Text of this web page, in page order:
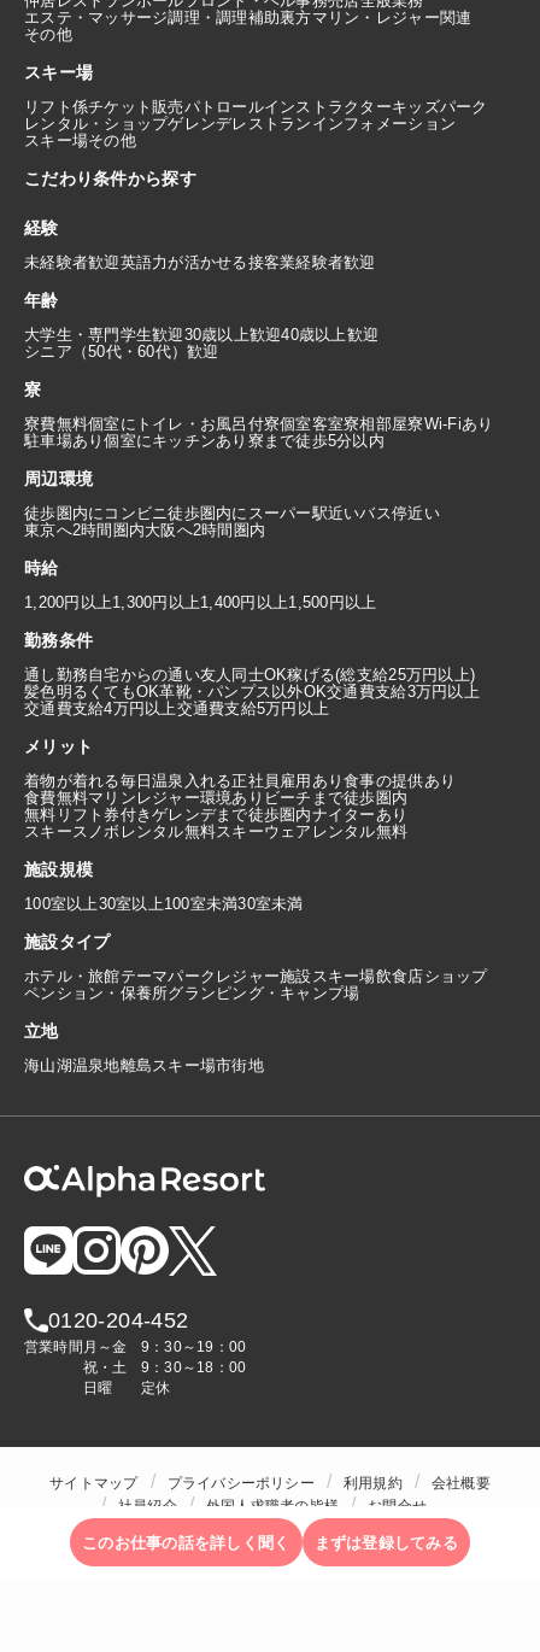
エステ・マッサージ調理・調理補助裏方マリン・レジャー関連
その他
スキー場
リフト係チケット販売パトロールインストラクターキッズパーク
レンタル・ショップゲレンデレストラン インフォメーション
スキー場その他
こだわり条件から探す
経験
未経験者歓迎英語力が活かせる接客業経験者歓迎
年齢
大学生・専門学生歓迎30歳以上歓迎40歳以上歓迎
シニア（50代・60代）歓迎
寮
寮費無料個室にトイレ・お風呂付寮個室客室寮相部屋寮Wi-Fiあり
駐車場あり個室にキッチンあり 寮まで徒歩5分以内
周辺環境
徒歩圏内にコンビニ徒歩圏内にスーパー駅近いバス停近い
東京へ2時間圏内大阪へ2時間圏内
時給
1,200円以上1,300円以上1,400円以上1,500円以上
勤務条件
通し勤務自宅からの通い友人同士OK稼げる(総支給25万円以上)
髪色明るくてもOK革靴・パンプス以外OK交通費支給3万円以上
交通費支給4万円以上交通費支給5万円以上
メリット
着物が着れる毎日温泉入れる正社員雇用あり食事の提供あり
食費無料マリンレジャー環境あり ビーチまで徒歩圏内
無料リフト券付きゲレンデまで徒歩圏内ナイターあり
スキースノボレンタル無料スキーウェアレンタル無料
施設規模
100室以上30室以上100室未満30室未満
施設タイプ
ホテル・旅館テーマパーク レジャー施設スキー場飲食店ショップ
ペンション・保養所グランピング・キャンプ場
立地
海山湖温泉地離島スキー場市街地
0120-204-452
営業時間 月～金
9：30～19：00
祝・土
9：30～18：00
日曜
定休
サイトマップ プライバシーポリシー 利用規約
会社概要
社員紹介
外国人求職者の皆様
お問合せ
人材をお探しの企業様
Copyright © ALPHA STAFF Co.,Ltd. All Rights Reserved.
このお仕事の話を詳しく聞く まずは登録してみる